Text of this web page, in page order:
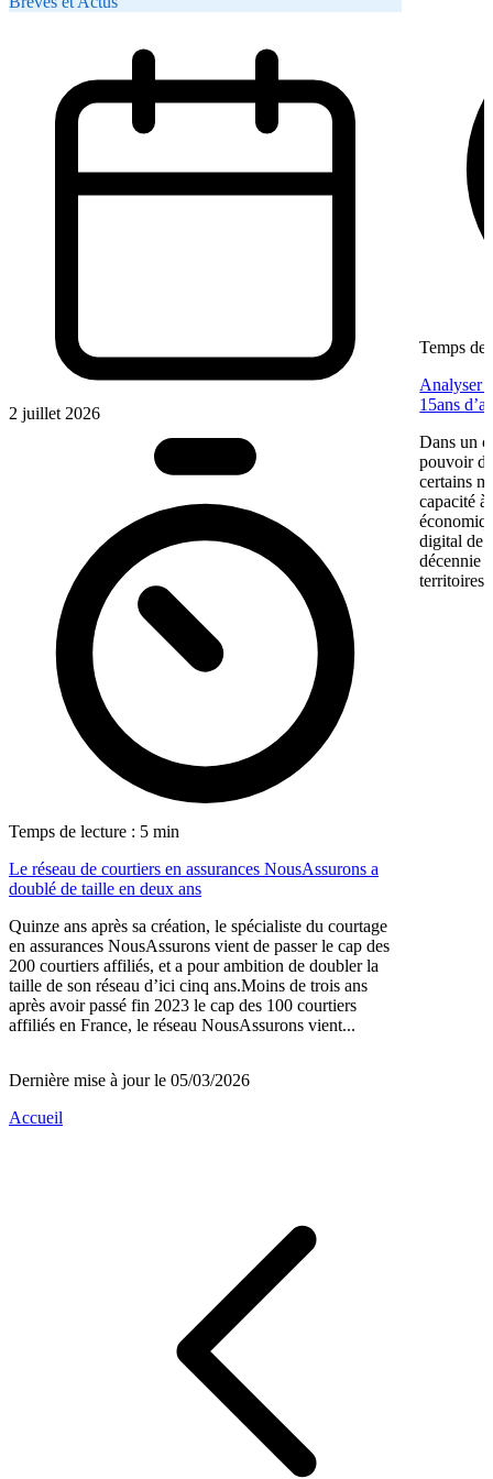
2 juillet 2026
Temps de lecture : 5 min
Le réseau de courtiers en assurances NousAssurons a
doublé de taille en deux ans
Quinze ans après sa création, le spécialiste du courtage
en assurances NousAssurons vient de passer le cap des
200 courtiers affiliés, et a pour ambition de doubler la
taille de son réseau d’ici cinq ans.Moins de trois ans
après avoir passé fin 2023 le cap des 100 courtiers
affiliés en France, le réseau NousAssurons vient...
Temps de
Analyser
15ans
Dans un
pouvoir
certains
capacité
digital de
décennie
Dernière mise à jour le 05/03/2026
Accueil